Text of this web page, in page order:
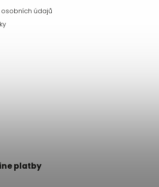
údajů
platby